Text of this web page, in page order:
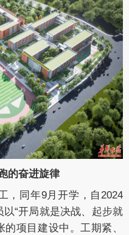
的奋进旋律
，同年9月开学，自2024
“开局就是决战、起步就
项目建设中。工期紧、